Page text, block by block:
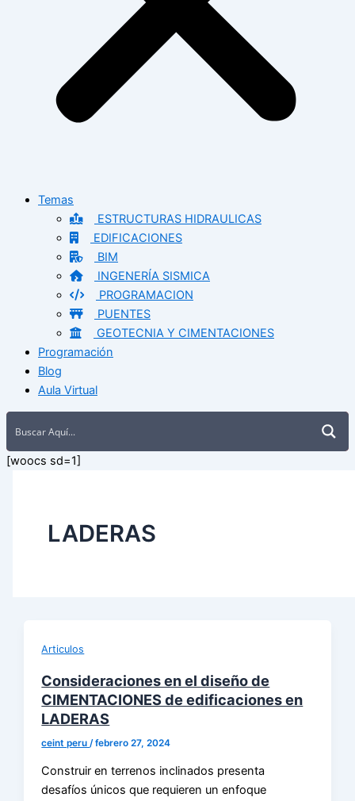
Temas
ESTRUCTURAS HIDRAULICAS
EDIFICACIONES
BIM
INGENERÍA SISMICA
PROGRAMACION
PUENTES
GEOTECNIA Y CIMENTACIONES
Programación
Blog
Aula Virtual
[woocs sd=1]
LADERAS
Articulos
Consideraciones en el diseño de
CIMENTACIONES de edificaciones en
LADERAS
ceint peru/febrero 27, 2024
Construir en terrenos inclinados presenta
desafíos únicos que requieren un enfoque